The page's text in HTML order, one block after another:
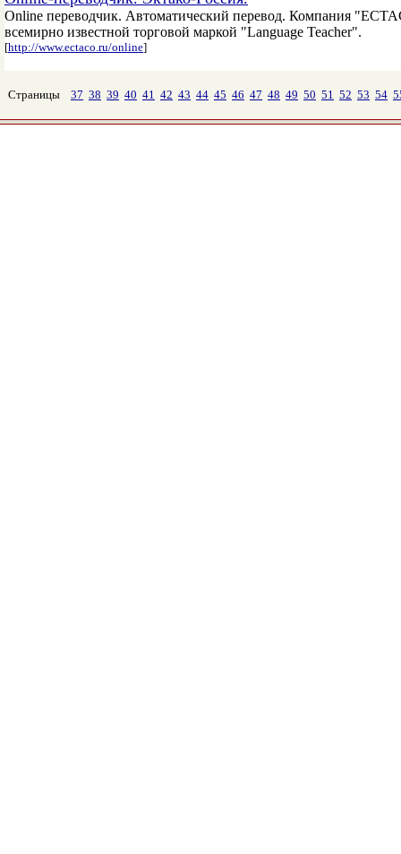
Оnline переводчик. Автоматический перевод. Компания
всемирно известной торговой маркой "Language Teacher".
[http://www.ectaco.ru/online]
Страницы 37 38 39 40 41 42 43 44 45 46 47 48 49 50 51 52 53 54